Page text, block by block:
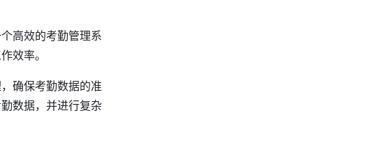
高效的考勤管理系
效率。
确保考勤数据的准
数据，并进行复杂